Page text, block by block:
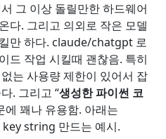
그 이상 돌릴만한 하드웨어
다. 그리고 의외로 작은 모델
만 하다. claude/chatgpt 로
드 작업 시킬때 괜찮음. 특히
는 사용량 제한이 있어서 잡
. 그리고 “생성한 파이썬 코
에 꽤나 유용함. 아래는
string 만드는 예시.